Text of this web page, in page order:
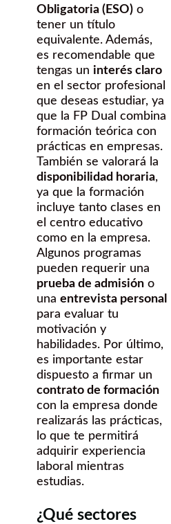
Obligatoria (ESO) o
tener un título
equivalente. Además,
es recomendable que
tengas un interés claro
en el sector profesional
que deseas estudiar, ya
que la FP Dual combina
formación teórica con
prácticas en empresas.
También se valorará la
disponibilidad horaria,
ya que la formación
incluye tanto clases en
el centro educativo
como en la empresa.
Algunos programas
pueden requerir una
prueba de admisión o
una entrevista personal
para evaluar tu
motivación y
habilidades. Por último,
es importante estar
dispuesto a firmar un
contrato de formación
con la empresa donde
realizarás las prácticas,
lo que te permitirá
adquirir experiencia
laboral mientras
estudias.
¿Qué sectores